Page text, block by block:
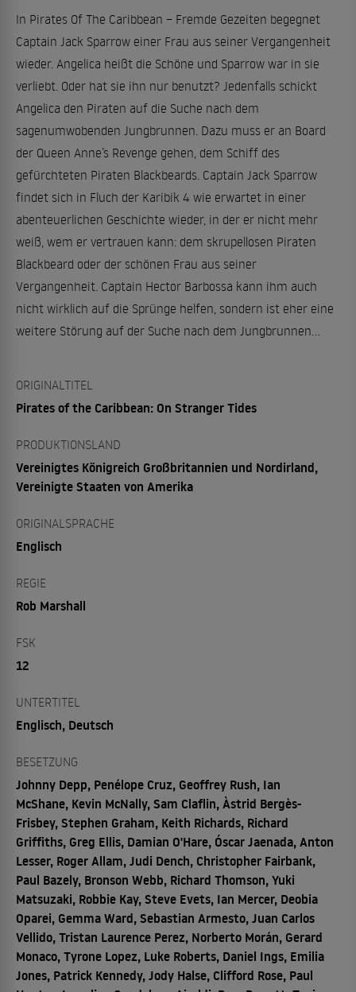
In Pirates Of The Caribbean – Fremde Gezeiten begegnet
Captain Jack Sparrow einer Frau aus seiner Vergangenheit
wieder. Angelica heißt die Schöne und Sparrow war in sie
verliebt. Oder hat sie ihn nur benutzt? Jedenfalls schickt
Angelica den Piraten auf die Suche nach dem
sagenumwobenden Jungbrunnen. Dazu muss er an Board
der Queen Anne’s Revenge gehen, dem Schiff des
gefürchteten Piraten Blackbeards. Captain Jack Sparrow
findet sich in Fluch der Karibik 4 wie erwartet in einer
abenteuerlichen Geschichte wieder, in der er nicht mehr
weiß, wem er vertrauen kann: dem skrupellosen Piraten
Blackbeard oder der schönen Frau aus seiner
Vergangenheit. Captain Hector Barbossa kann ihm auch
nicht wirklich auf die Sprünge helfen, sondern ist eher eine
weitere Störung auf der Suche nach dem Jungbrunnen…
ORIGINALTITEL
Pirates of the Caribbean: On Stranger Tides
PRODUKTIONSLAND
Vereinigtes Königreich Großbritannien und Nordirland,
Vereinigte Staaten von Amerika
ORIGINALSPRACHE
Englisch
REGIE
Rob Marshall
FSK
12
UNTERTITEL
Englisch, Deutsch
BESETZUNG
Johnny Depp, Penélope Cruz, Geoffrey Rush, Ian
McShane, Kevin McNally, Sam Claflin, Àstrid Bergès-
Frisbey, Stephen Graham, Keith Richards, Richard
Griffiths, Greg Ellis, Damian O'Hare, Óscar Jaenada, Anton
Lesser, Roger Allam, Judi Dench, Christopher Fairbank,
Paul Bazely, Bronson Webb, Richard Thomson, Yuki
Matsuzaki, Robbie Kay, Steve Evets, Ian Mercer, Deobia
Oparei, Gemma Ward, Sebastian Armesto, Juan Carlos
Vellido, Tristan Laurence Perez, Norberto Morán, Gerard
Monaco, Tyrone Lopez, Luke Roberts, Daniel Ings, Emilia
Jones, Patrick Kennedy, Jody Halse, Clifford Rose, Paul